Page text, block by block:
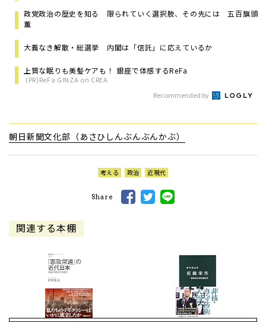
政党政治の歴史を知る 限られていく選択肢、その先には 五百旗頭
薫
大義なき解散・総選挙 内閣は「信託」に応えているか
上質な眠りも美髪ケアも！ 銀座で体感するReFa
(PR)ReFa GINZA on CREA
Recommended by
朝日新聞文化部（あさひしんぶんぶんかぶ）
考える 政治 近現代
Share
関連する本棚